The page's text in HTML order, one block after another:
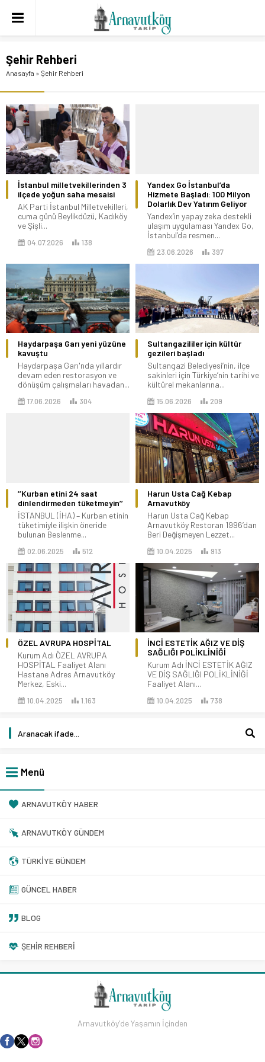
Şehir Rehberi
Anasayfa » Şehir Rehberi
İstanbul milletvekillerinden 3
ilçede yoğun saha mesaisi
AK Parti İstanbul Milletvekilleri,
cuma günü Beylikdüzü, Kadıköy
ve Şişli...
04.07.2026 138
Yandex Go İstanbul’da
Hizmete Başladı: 100 Milyon
Dolarlık Dev Yatırım Geliyor
Yandex’in yapay zeka destekli
ulaşım uygulaması Yandex Go,
İstanbul’da resmen...
23.06.2026 397
Haydarpaşa Garı yeni yüzüne
kavuştu
Haydarpaşa Garı'nda yıllardır
devam eden restorasyon ve
dönüşüm çalışmaları havadan...
17.06.2026 304
Sultangazililer için kültür
gezileri başladı
Sultangazi Belediyesi’nin, ilçe
sakinleri için Türkiye’nin tarihi ve
kültürel mekanlarına...
15.06.2026 209
’’Kurban etini 24 saat
dinlendirmeden tüketmeyin’’
İSTANBUL (İHA) – Kurban etinin
tüketimiyle ilişkin öneride
bulunan Beslenme...
02.06.2025 512
Harun Usta Cağ Kebap
Arnavutköy
Harun Usta Cağ Kebap
Arnavutköy Restoran 1996’dan
Beri Değişmeyen Lezzet...
10.04.2025 913
ÖZEL AVRUPA HOSPİTAL
Kurum Adı ÖZEL AVRUPA
HOSPİTAL Faaliyet Alanı
Hastane Adres Arnavutköy
Merkez, Eski...
10.04.2025 1.163
İNCİ ESTETİK AĞIZ VE DİŞ
SAĞLIĞI POLİKLİNİĞİ
Kurum Adı İNCİ ESTETİK AĞIZ
VE DİŞ SAĞLIĞI POLİKLİNİĞİ
Faaliyet Alanı...
10.04.2025 738
Menü
ARNAVUTKÖY HABER
ARNAVUTKÖY GÜNDEM
TÜRKIYE GÜNDEM
GÜNCEL HABER
BLOG
ŞEHIR REHBERI
Arnavutköy'de Yaşamın İçinden